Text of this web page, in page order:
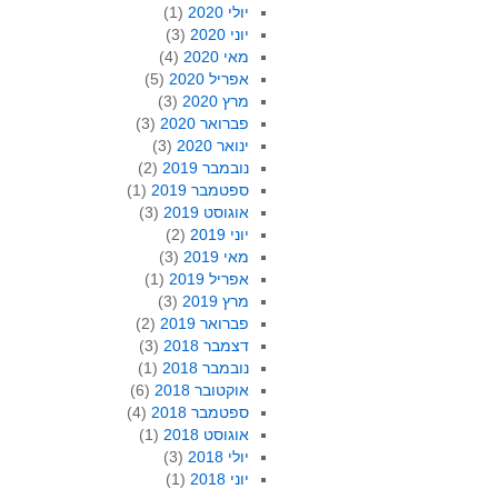
יולי 2020
(1)
יוני 2020
(3)
מאי 2020
(4)
אפריל 2020
(5)
מרץ 2020
(3)
פברואר 2020
(3)
ינואר 2020
(3)
נובמבר 2019
(2)
ספטמבר 2019
(1)
אוגוסט 2019
(3)
יוני 2019
(2)
מאי 2019
(3)
אפריל 2019
(1)
מרץ 2019
(3)
פברואר 2019
(2)
דצמבר 2018
(3)
נובמבר 2018
(1)
אוקטובר 2018
(6)
ספטמבר 2018
(4)
אוגוסט 2018
(1)
יולי 2018
(3)
יוני 2018
(1)